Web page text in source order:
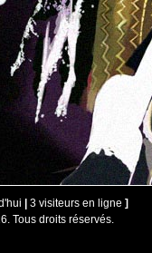
3 visiteurs en ligne ]
Tous droits réservés.